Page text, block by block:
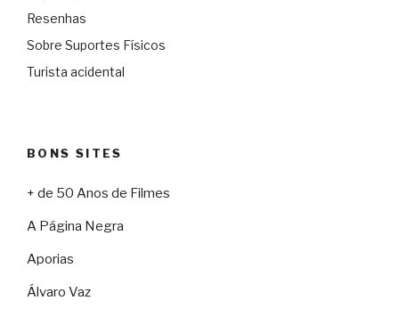
Resenhas
Sobre Suportes Físicos
Turista acidental
BONS SITES
+ de 50 Anos de Filmes
A Página Negra
Aporias
Álvaro Vaz